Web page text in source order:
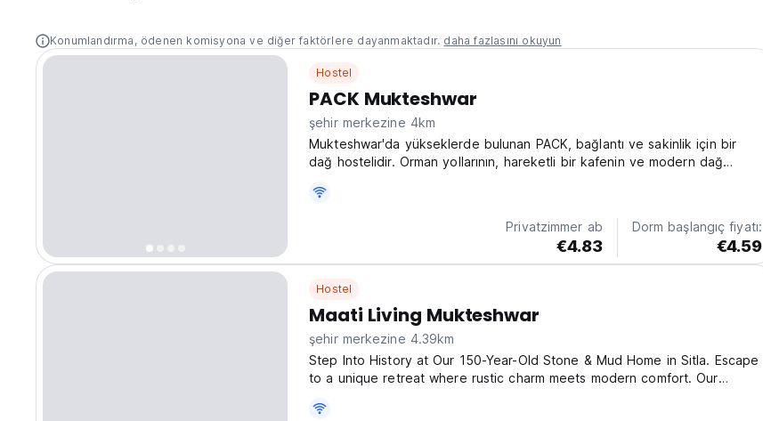
Konumlandırma, ödenen komisyona ve diğer faktörlere dayanmaktadır. daha fazlasını okuyun
Hostel
PACK Mukteshwar
şehir merkezine 4km
Mukteshwar'da yükseklerde bulunan PACK, bağlantı ve sakinlik için bir
dağ hostelidir. Orman yollarının, hareketli bir kafenin ve modern dağ
bir üs. (Auto-translated from original language)
Privatzimmer ab
€4.83
Dorm başlangıç fiyatı:
€4.59
Hostel
Maati Living Mukteshwar
şehir merkezine 4.39km
Step Into History at Our 150-Year-Old Stone & Mud Home in Sitla. Escape
to a unique retreat where rustic charm meets modern comfort. Our
views of the Himalayas, including Trishul and...